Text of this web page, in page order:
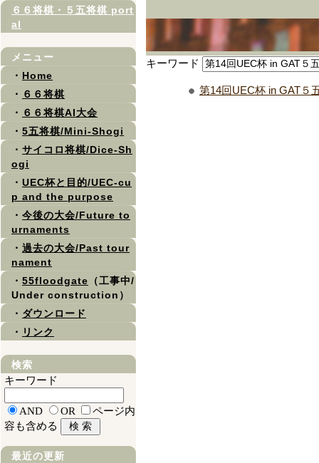
キーワード
第14回UEC杯 in GAT５
６６将棋・５五将棋 port
al
メニュー
・ Home
・ ６６将棋
・ ６６将棋AI大会
・ 5五将棋/Mini-Shogi
・ サイコロ将棋/Dice-Sh
ogi
・ UEC杯と目的/UEC-cu
p and the purpose
・ 今後の大会/Future to
urnaments
・ 過去の大会/Past tour
nament
・ 55floodgate （工事中/
Under construction）
・ ダウンロード
・ リンク
検索
キーワード
AND OR
ページ内
容も含める
最近の更新